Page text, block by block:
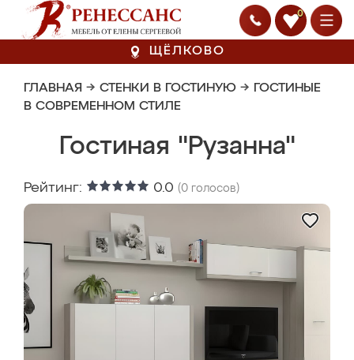
0
ЩЁЛКОВО
ГЛАВНАЯ → СТЕНКИ В ГОСТИНУЮ → ГОСТИНЫЕ
В СОВРЕМЕННОМ СТИЛЕ
Гостиная "Рузанна"
Рейтинг: 0.0 (0 голосов)